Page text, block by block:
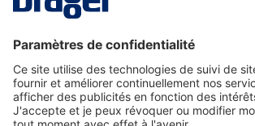
Nous contacter
Service de e-commande Dräger
Informations sur les produits